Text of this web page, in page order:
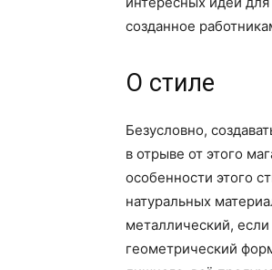
созданное
О стиле
Безусловно,
в отрыве от этого
особенности этого
натуральных
металлический,
геометрический